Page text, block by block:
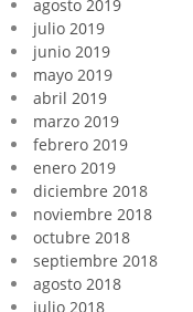
agosto 2019
julio 2019
junio 2019
mayo 2019
abril 2019
marzo 2019
febrero 2019
enero 2019
diciembre 2018
noviembre 2018
octubre 2018
septiembre 2018
agosto 2018
julio 2018